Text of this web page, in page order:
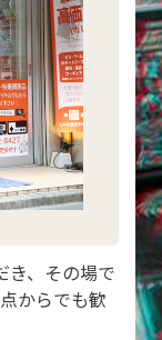
き、その場で
からでも歓